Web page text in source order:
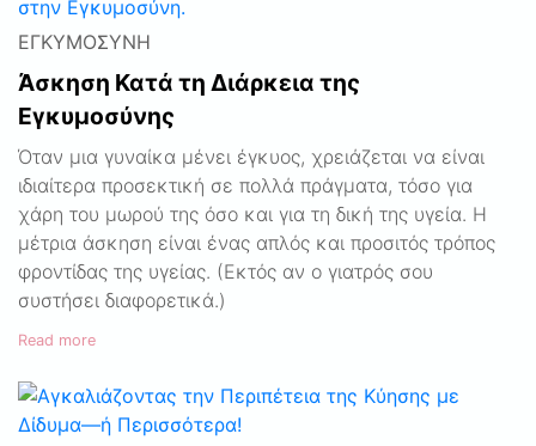
ΕΓΚΥΜΟΣΎΝΗ
Άσκηση Κατά τη Διάρκεια της
Εγκυμοσύνης
Όταν μια γυναίκα μένει έγκυος, χρειάζεται να είναι
ιδιαίτερα προσεκτική σε πολλά πράγματα, τόσο για
χάρη του μωρού της όσο και για τη δική της υγεία. Η
μέτρια άσκηση είναι ένας απλός και προσιτός τρόπος
φροντίδας της υγείας. (Εκτός αν ο γιατρός σου
συστήσει διαφορετικά.)
Read more